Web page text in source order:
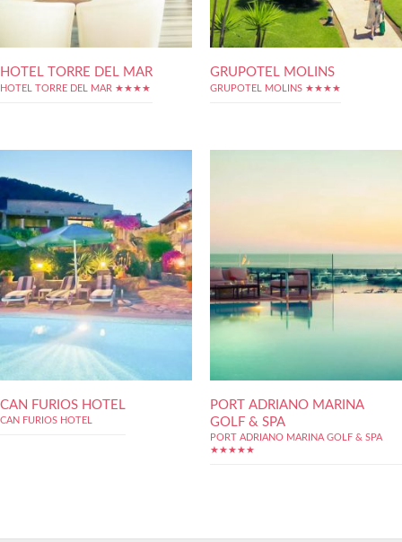
HOTEL TORRE DEL MAR
HOTEL TORRE DEL MAR ★★★★
GRUPOTEL MOLINS
GRUPOTEL MOLINS ★★★★
CAN FURIOS HOTEL
CAN FURIOS HOTEL
PORT ADRIANO MARINA
GOLF & SPA
PORT ADRIANO MARINA GOLF & SPA
★★★★★